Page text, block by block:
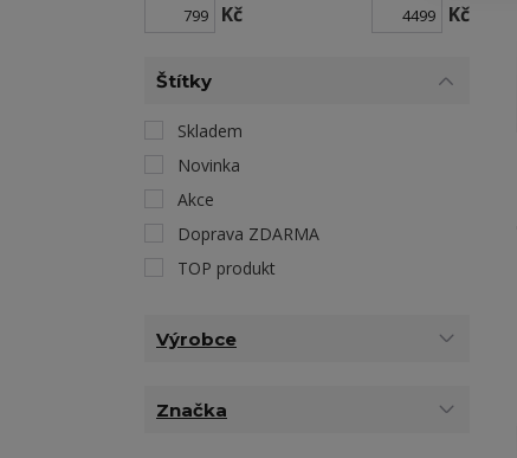
Kč Kč
Štítky
Skladem
Novinka
Akce
Doprava ZDARMA
TOP produkt
Výrobce
Značka